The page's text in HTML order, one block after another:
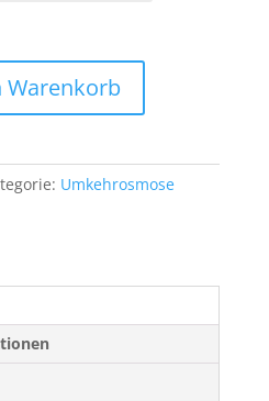
Warenkorb
Umkehrosmose